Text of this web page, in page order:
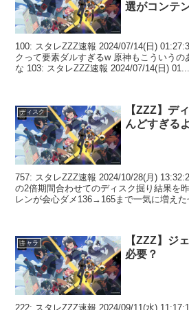
選がコンテ
100: スタレZZZ速報 2024/07/14(日)
クって要素ダルすぎるw 原神もこういうの
な 103: スタレZZZ速報 2024/07/14(日) 01...
ディスク
【ZZZ】デ
んどすぎる
757: スタレZZZ速報 2024/10/28(月)
の2倍期間合わせてのディスク掘り結果を
レンが会心ダメ136→165まで一気に増え
キャラ
【ZZZ】ジ
必要？
222: スタレZZZ速報 2024/09/11(水)